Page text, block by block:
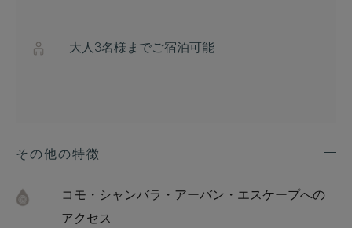
大人3名様までご宿泊可能
その他の特徴
コモ・シャンバラ・アーバン・エスケープへの
アクセス